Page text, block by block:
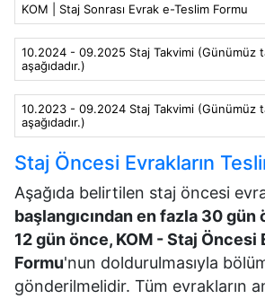
KOM | Staj Sonrası Evrak e-Teslim Formu
10.2024 - 09.2025 Staj Takvimi (Günümüz
aşağıdadır.)
10.2023 - 09.2024 Staj Takvimi (Günümüz
aşağıdadır.)
Staj Öncesi Evrakların
Aşağıda belirtilen staj öncesi
başlangıcından en fazla 30 gün
12 gün önce, KOM - Staj Öncesi
Formu'nun doldurulmasıyla
gönderilmelidir. Tüm evrakların